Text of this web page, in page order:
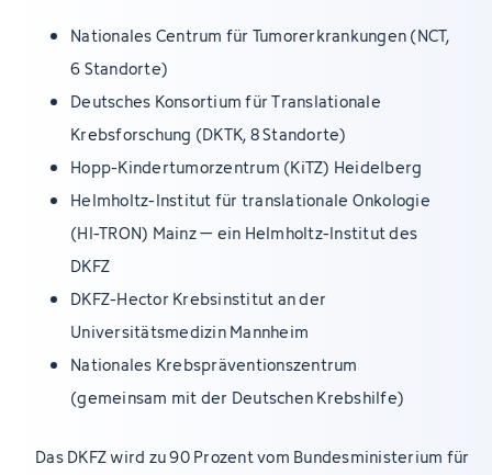
Nationales Centrum für Tumorerkrankungen (NCT,
6 Standorte)
Deutsches Konsortium für Translationale
Krebsforschung (DKTK, 8 Standorte)
Hopp-Kindertumorzentrum (KiTZ) Heidelberg
Helmholtz-Institut für translationale Onkologie
(HI-TRON) Mainz – ein Helmholtz-Institut des
DKFZ
DKFZ-Hector Krebsinstitut an der
Universitätsmedizin Mannheim
Nationales Krebspräventionszentrum
(gemeinsam mit der Deutschen Krebshilfe)
Das DKFZ wird zu 90 Prozent vom Bundesministerium für